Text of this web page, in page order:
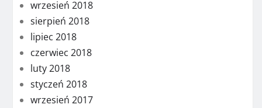
wrzesień 2018
sierpień 2018
lipiec 2018
czerwiec 2018
luty 2018
styczeń 2018
wrzesień 2017